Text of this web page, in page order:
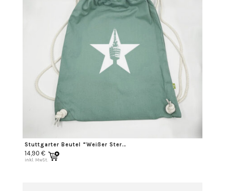
Stuttgarter Beutel “Weißer Stern”
14,90 €
inkl. MwSt.